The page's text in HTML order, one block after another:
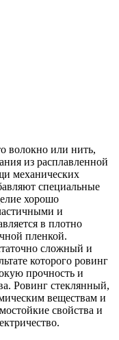
волокно или нить,
из расплавленной
механических
специальные
хорошо
и
в плотно
пленкой.
сложный и
которого ровинг
прочность и
Ровинг стеклянный,
веществам и
свойства и